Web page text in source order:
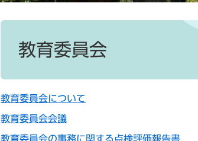
教育委員会
教育委員会について
教育委員会会議
教育委員会の事務に関する点検評価報告書